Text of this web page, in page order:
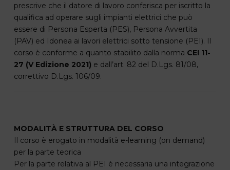
prescrive che il datore di lavoro conferisca per iscritto la
qualifica ad operare sugli impianti elettrici che può
essere di Persona Esperta (PES), Persona Avvertita
(PAV) ed Idonea ai lavori elettrici sotto tensione (PEI). Il
corso è conforme a quanto stabilito dalla norma CEI 11-
27 (V Edizione 2021) e dall’art. 82 del D.Lgs. 81/08,
correttivo D.Lgs. 106/09.
MODALITÀ E STRUTTURA DEL CORSO
Il corso è erogato in modalità e-learning (on demand)
per la parte teorica
Per la parte relativa al PEI è necessaria una integrazione